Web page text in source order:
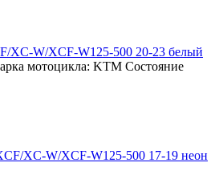
XC-W/XCF-W125-500 20-23 белый
мотоцикла: KTM Состояние